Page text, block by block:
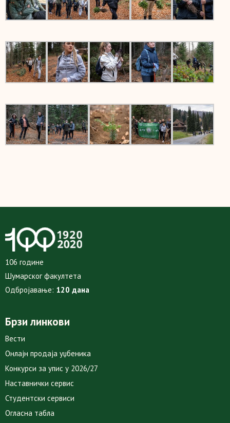
106 године
Шумарског факултета
Одбројавање: 120 дана
Брзи линкови
Вести
Онлајн продаја уџбеника
Конкурси за упис у 2026/27
Наставнички сервис
Студентски сервиси
Огласна табла